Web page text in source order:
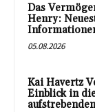
Das
Henry:
05.08.2026
Kai Havertz
Einblick in